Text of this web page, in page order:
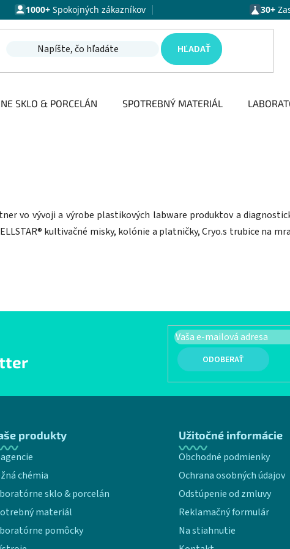
1000+Spokojných zákazníkov 30+
HĽADAŤ
SKLO & PORCELÁN SPOTREBNÝ MATERIÁL
vo vývoji a výrobe plastikových labware produktov a
kultivačné misky, kolónie a platničky, Cryo.s trubice na
PRIHLÁSIŤ
produkty
chémia
sklo & porcelán
materiál
pomôcky
Užitočné informácie
Obchodné podmienky
Ochrana osobných údajov
Odstúpenie od zmluvy
Reklamačný formulár
Na stiahnutie